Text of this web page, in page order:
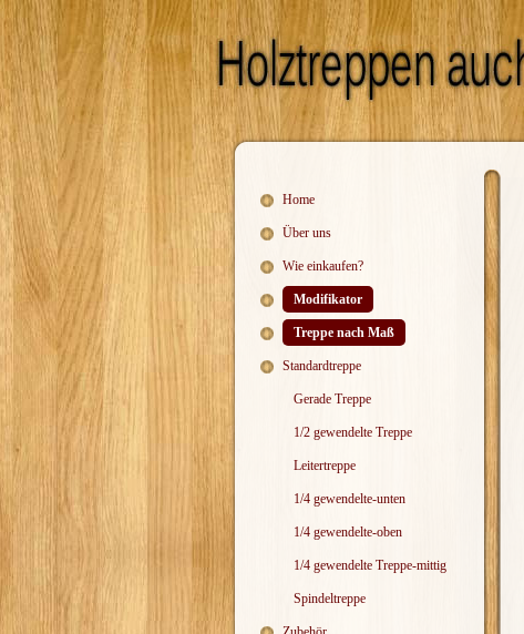
Home
Über uns
Wie einkaufen?
Modifikator
Treppe nach Maß
Standardtreppe
Gerade Treppe
1/2 gewendelte Treppe
Leitertreppe
1/4 gewendelte-unten
1/4 gewendelte-oben
1/4 gewendelte Treppe-mittig
Spindeltreppe